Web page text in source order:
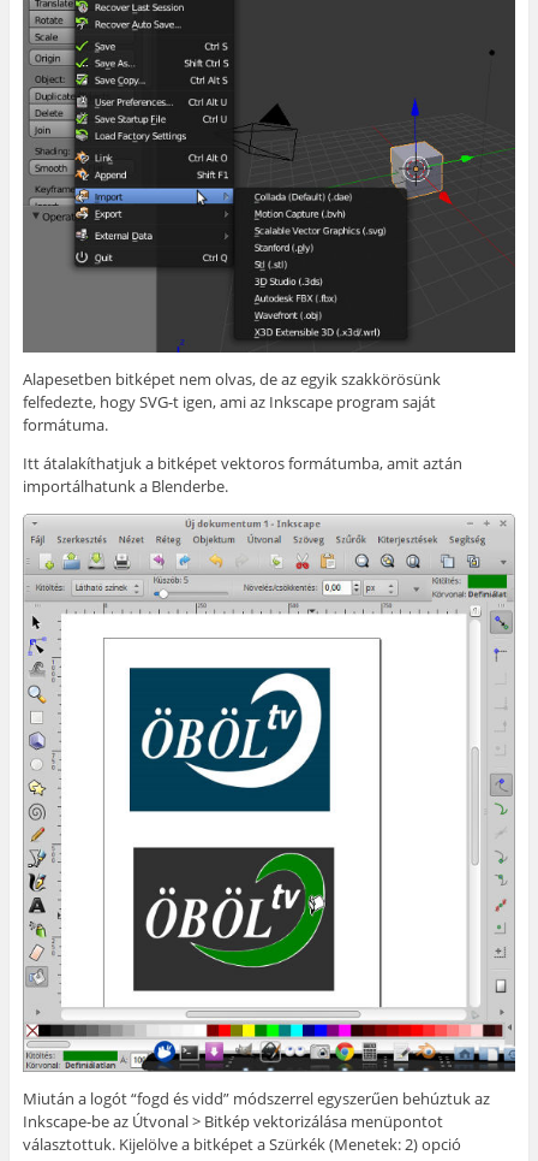
Alapesetben bitképet nem olvas, de az egyik szakkörösünk
felfedezte, hogy SVG-t igen, ami az Inkscape program saját
formátuma.
Itt átalakíthatjuk a bitképet vektoros formátumba, amit aztán
importálhatunk a Blenderbe.
Miután a logót “fogd és vidd” módszerrel egyszerűen behúztuk az
Inkscape-be az Útvonal > Bitkép vektorizálása menüpontot
választottuk. Kijelölve a bitképet a Szürkék (Menetek: 2) opció